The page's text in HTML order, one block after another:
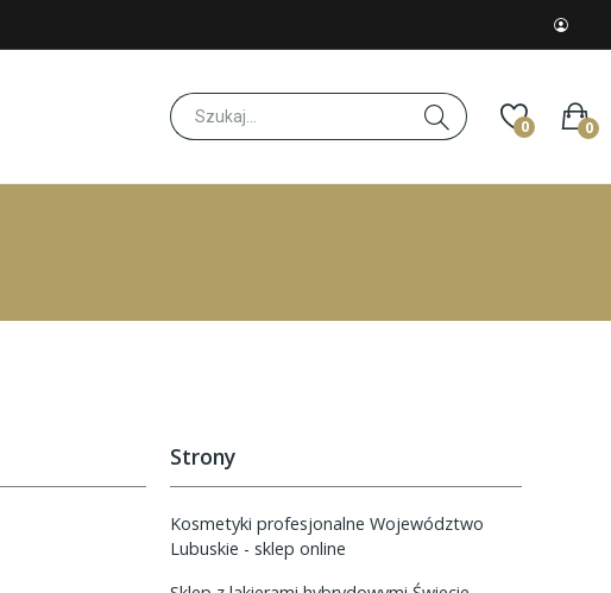
0 0
Strony
Kosmetyki profesjonalne Województwo
Lubuskie - sklep online